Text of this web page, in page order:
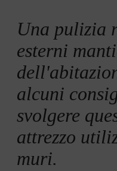
Una pulizia
esterni
alcuni
svolgere
attrezzo
muri.